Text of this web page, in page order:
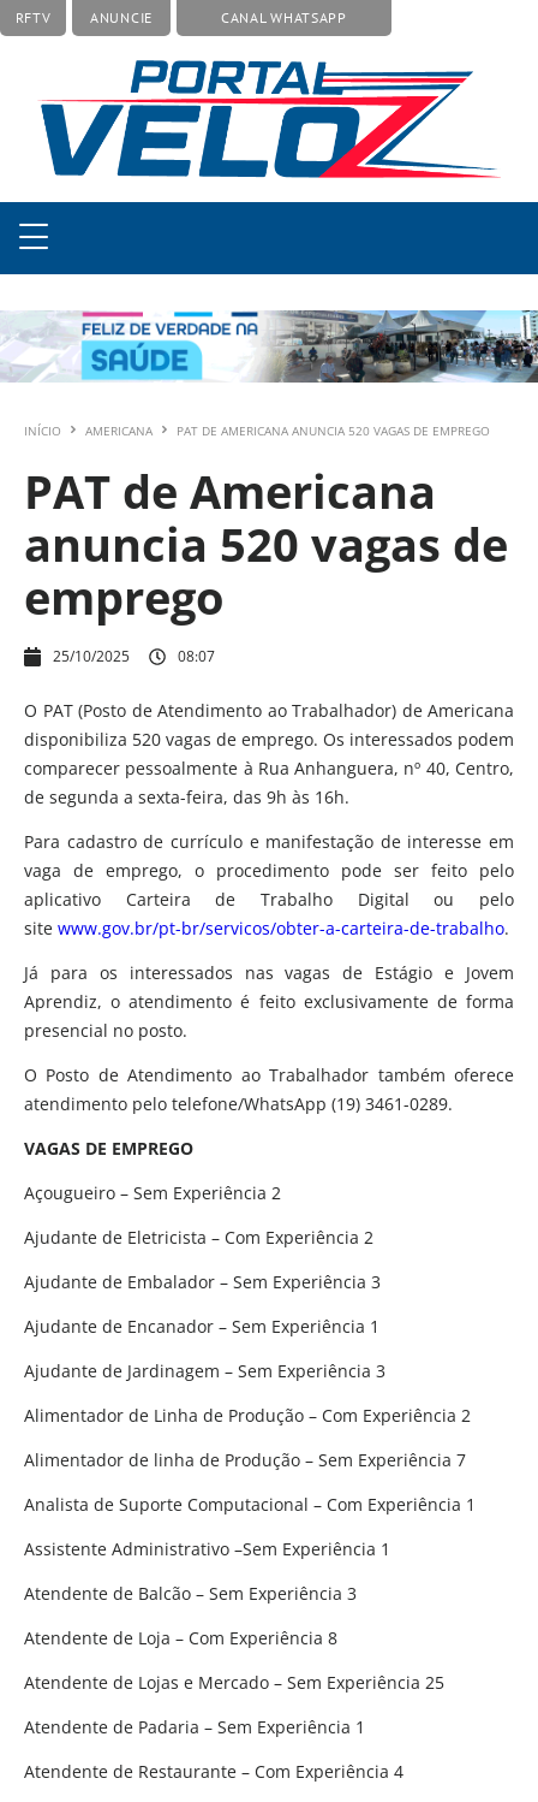
RFTV ANUNCIE CANAL WHATSAPP
INÍCIO AMERICANA PAT DE AMERICANA ANUNCIA 520 VAGAS DE EMPREGO
PAT de Americana
anuncia 520 vagas de
emprego
25/10/2025 08:07
O PAT (Posto de Atendimento ao Trabalhador) de Americana
disponibiliza 520 vagas de emprego. Os interessados podem
comparecer pessoalmente à Rua Anhanguera, nº 40, Centro,
de segunda a sexta-feira, das 9h às 16h.
Para cadastro de currículo e manifestação de interesse em
vaga de emprego, o procedimento pode ser feito pelo
aplicativo Carteira de Trabalho Digital ou pelo
site www.gov.br/pt-br/servicos/obter-a-carteira-de-trabalho.
Já para os interessados nas vagas de Estágio e Jovem
Aprendiz, o atendimento é feito exclusivamente de forma
presencial no posto.
O Posto de Atendimento ao Trabalhador também oferece
atendimento pelo telefone/WhatsApp (19) 3461-0289.
VAGAS DE EMPREGO
Açougueiro – Sem Experiência 2
Ajudante de Eletricista – Com Experiência 2
Ajudante de Embalador – Sem Experiência 3
Ajudante de Encanador – Sem Experiência 1
Ajudante de Jardinagem – Sem Experiência 3
Alimentador de Linha de Produção – Com Experiência 2
Alimentador de linha de Produção – Sem Experiência 7
Analista de Suporte Computacional – Com Experiência 1
Assistente Administrativo –Sem Experiência 1
Atendente de Balcão – Sem Experiência 3
Atendente de Loja – Com Experiência 8
Atendente de Lojas e Mercado – Sem Experiência 25
Atendente de Padaria – Sem Experiência 1
Atendente de Restaurante – Com Experiência 4